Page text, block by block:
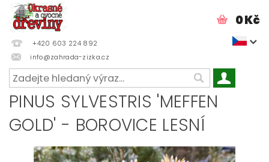
+420 603 224 892
info@zahrada-zizka.cz
0 Kč
PINUS SYLVESTRIS 'MEFFEN
GOLD' - BOROVICE LESNÍ